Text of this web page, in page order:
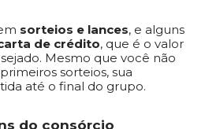
sorteios e lances, e alguns
de crédito, que é o valor
Mesmo que você não
sorteios, sua
até o final do grupo.
do consórcio